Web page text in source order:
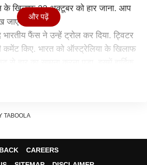
के खिलाफ 23 अक्टूबर को हार जाना. आप
जाएंगे.''
फैंस ने उन्हें ट्रोल कर दिया. ट्विटर
कमेंट किए. भारत को ऑस्ट्रेलिया के खिलाफ
(@SeharShinwari)
और पढ़ें
TABOOLA
CAREERS